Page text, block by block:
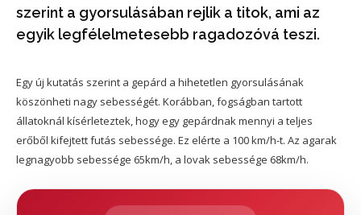
szerint a gyorsulásában rejlik a titok, ami az
egyik legfélelmetesebb ragadozóvá teszi.
Egy új kutatás szerint a gepárd a hihetetlen gyorsulásának
köszönheti nagy sebességét. Korábban, fogságban tartott
állatoknál kísérleteztek, hogy egy gepárdnak mennyi a teljes
erőből kifejtett futás sebessége. Ez elérte a 100 km/h-t. Az agarak
legnagyobb sebessége 65km/h, a lovak sebessége 68km/h.